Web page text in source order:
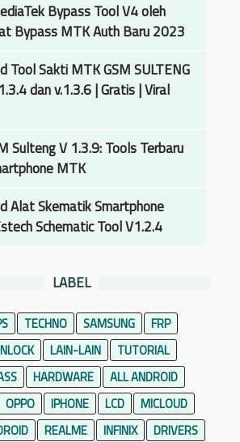
Bypass Tool V4 oleh
Bypass MTK Auth Baru 2023
Tool Sakti MTK GSM SULTENG
dan v.1.3.6 | Gratis | Viral
Sulteng V 1.3.9: Tools Terbaru
MTK
Alat Skematik Smartphone
Schematic Tool V1.2.4
LABEL
TECHNO SAMSUNG
FRP
LAIN-LAIN
TUTORIAL
HARDWARE
ALL ANDROID
OPPO IPHONE LCD
MICLOUD
REALME INFINIX
DRIVERS